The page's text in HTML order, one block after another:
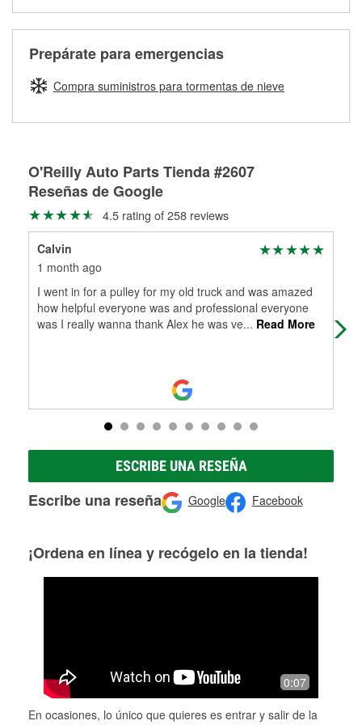
partes de reemplazo correctas para tu reparación.
Rectificación de tambores y discos de freno
Prepárate para emergencias
Compra suministros para tormentas de nieve
O'Reilly Auto Parts Tienda #2607
Reseñas de Google
4.5 rating of 258 reviews
Calvin
1 month ago
I went in for a pulley for my old truck and was amazed
how helpful everyone was and professional everyone
was I really wanna thank Alex he was ve... Read More
ESCRIBE UNA RESEÑA
Escribe una reseña Google Facebook
¡Ordena en línea y recógelo en la tienda!
0:07
En ocasiones, lo único que quieres es entrar y salir de la